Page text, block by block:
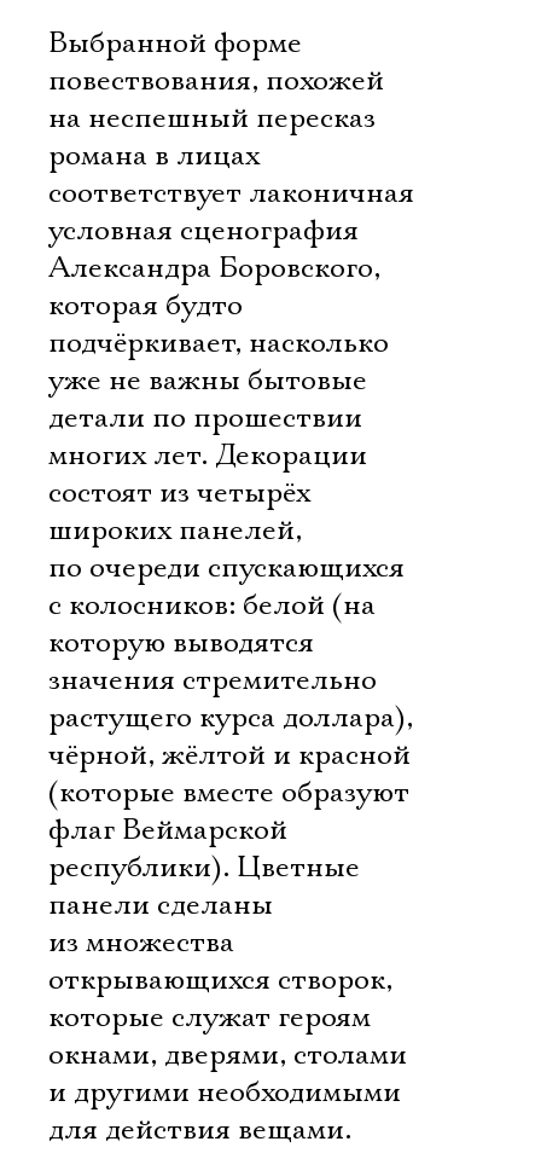
Выбранной форме
повествования, похожей
на неспешный пересказ
романа в лицах
соответствует лаконичная
условная сценография
Александра Боровского,
которая будто
подчёркивает, насколько
уже не важны бытовые
детали по прошествии
многих лет. Декорации
состоят из четырёх
широких панелей,
по очереди спускающихся
с колосников: белой (на
которую выводятся
значения стремительно
растущего курса доллара),
чёрной, жёлтой и красной
(которые вместе образуют
флаг Веймарской
республики). Цветные
панели сделаны
из множества
открывающихся створок,
которые служат героям
окнами, дверями, столами
и другими необходимыми
для действия вещами.